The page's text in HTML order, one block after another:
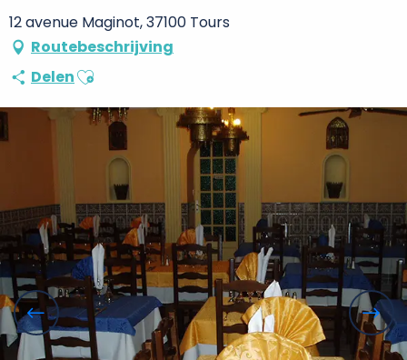
12 avenue Maginot, 37100 Tours
Routebeschrijving
DelenAjouter aux favoris